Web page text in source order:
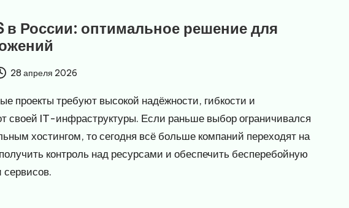
в России: оптимальное решение для
28 апреля 2026
проекты требуют высокой надёжности, гибкости и
своей IT-инфраструктуры. Если раньше выбор ограничивался
хостингом, то сегодня всё больше компаний переходят на
контроль над ресурсами и обеспечить бесперебойную
сервисов.